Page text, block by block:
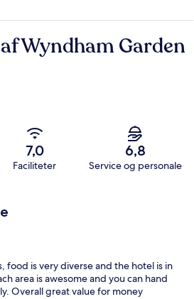
Wyndham Garden
7,0
Faciliteter
6,8
Service og personale
food is very diverse and the hotel is in
area is awesome and you can hand
Overall great value for money